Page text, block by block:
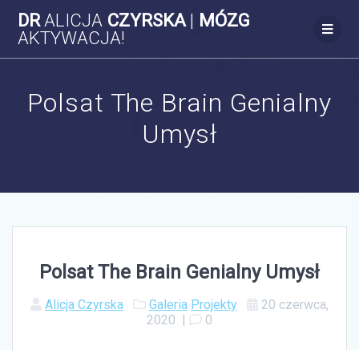
to
DRALICJA CZYRSKA | MÓZG
AKTYWACJA!
Polsat The Brain Genialny
Umysł
Polsat The Brain Genialny Umysł
Alicja Czyrska Galeria Projekty
20 czerwca,
2020
0